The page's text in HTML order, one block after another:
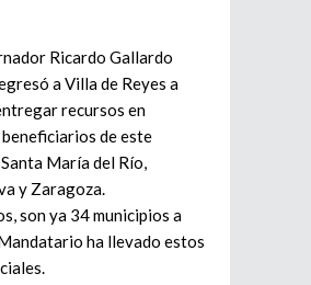
Ricardo Gallardo
a Villa de Reyes a
recursos en
de este
María del Río,
y Zaragoza.
son ya 34 municipios a
ha llevado estos